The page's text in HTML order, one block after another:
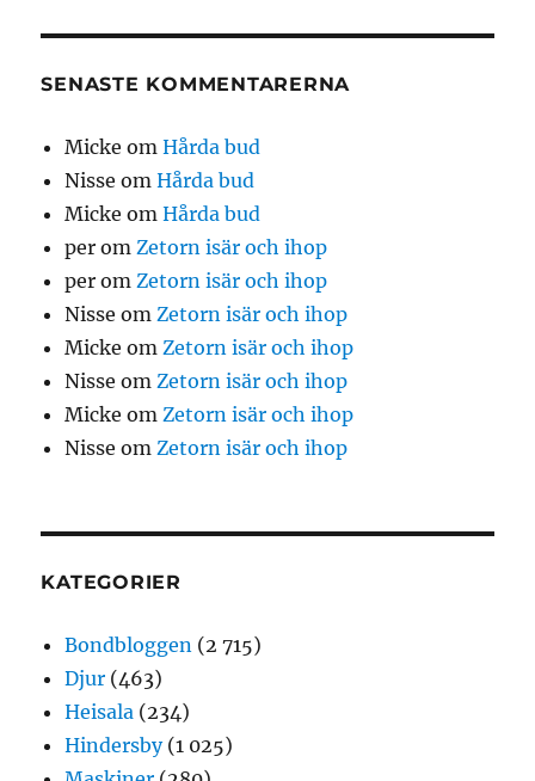
SENASTE KOMMENTARERNA
Micke omHårda bud
Nisse omHårda bud
Micke omHårda bud
per omZetorn isär och ihop
per omZetorn isär och ihop
Nisse omZetorn isär och ihop
Micke omZetorn isär och ihop
Nisse omZetorn isär och ihop
Micke omZetorn isär och ihop
Nisse omZetorn isär och ihop
KATEGORIER
Bondbloggen (2 715)
Djur (463)
Heisala (234)
Hindersby(1 025)